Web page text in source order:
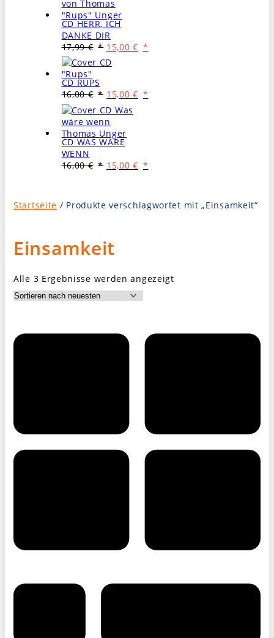
CD HERR, ICH
DANKE DIR
17,99€
Ursprünglicher
Preis
war:
15,00€
CD RUPS
16,00€
Ursprünglicher
Preis
war:
16,00 €
15,00€
CD WAS WÄRE
WENN
16,00€
Ursprünglicher
16,00 €
15,00€
Startseite / Produkte verschlagwortet mit „Einsamkeit“
Einsamkeit
Alle 3 Ergebnisse werden angezeigtNach